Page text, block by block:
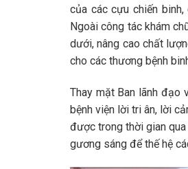
của các cựu chiến
Ngoài công tác khám
dưới, nâng cao chất
cho các thương bệnh
Thay mặt Ban lãnh đạo
bệnh viện lời tri ân, lời
được trong thời gian
gương sáng để thế hệ